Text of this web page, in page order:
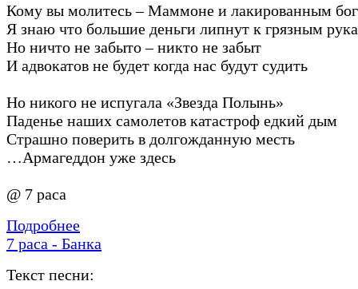
Кому вы молитесь – Маммоне и лакированным
Я знаю что большие деньги липнут к грязным
Но ничто не забыто – никто не забыт
И адвокатов не будет когда нас будут судить
Но никого не испугала «Звезда Полынь»
Паденье наших самолетов катастроф едкий дым
Страшно поверить в долгожданную месть
…Армагеддон уже здесь
@ 7 раса
Подробнее
7 раса - Банка
Текст песни: